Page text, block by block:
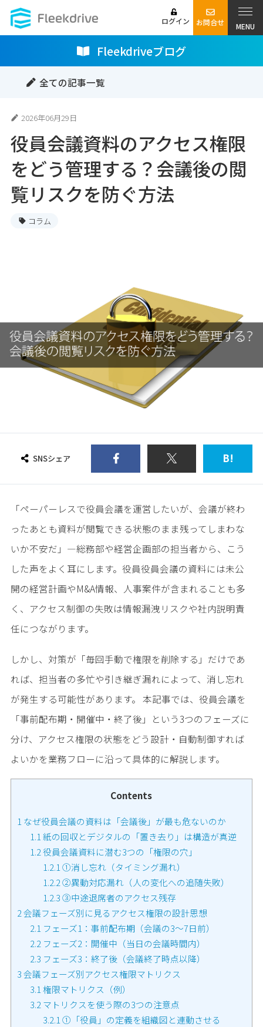
MENU
ログイン お問合せ
Fleekdriveブログ
全ての記事一覧
2026年06月29日
役員会議資料のアクセス権限
をどう管理する？会議後の閲
覧リスクを防ぐ方法
コラム
SNSシェア B!
「ペーパーレスで役員会議を運営したいが、会議が終わ
ったあとも資料が閲覧できる状態のまま残ってしまわな
いか不安だ」—総務部や経営企画部の担当者から、こう
した声をよく耳にします。役員役員会議の資料には未公
開の経営計画やM&A情報、人事案件が含まれることも多
く、アクセス制御の失敗は情報漏洩リスクや社内説明責
任につながります。
しかし、対策が「毎回手動で権限を削除する」だけであ
れば、担当者の多忙や引き継ぎ漏れによって、消し忘れ
が発生する可能性があります。 本記事では、役員会議を
「事前配布期・開催中・終了後」という3つのフェーズに
分け、アクセス権限の状態をどう設計・自動制御すれば
よいかを業務フローに沿って具体的に解説します。
Contents
1 なぜ役員会議の資料は「会議後」が最も危ないのか
1.1 紙の回収とデジタルの「置き去り」は構造が真逆
1.2役員会議資料に潜む3つの「権限の穴」
1.2.1 ①消し忘れ（タイミング漏れ）
1.2.2②異動対応漏れ（人の変化への追随失敗）
1.2.3③中途退席者のアクセス残存
2会議フェーズ別に見るアクセス権限の設計思想
2.1 フェーズ1：事前配布期（会議の3〜7日前）
2.2 フェーズ2：開催中（当日の会議時間内）
2.3 フェーズ3：終了後（会議終了時点以降）
3会議フェーズ別アクセス権限マトリクス
3.1 権限マトリクス（例）
3.2 マトリクスを使う際の3つの注意点
3.2.1 ①「役員」の定義を組織図と連動させる